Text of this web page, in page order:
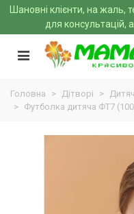
Шановні клієнти, на жаль,
для консультацій,
Головна > Дітворі >
> Футболка дитяча ФТ7